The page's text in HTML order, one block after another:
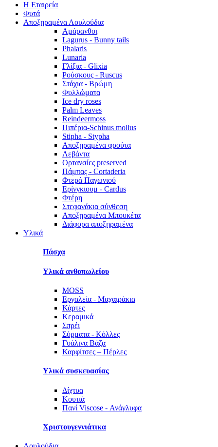
Η Εταιρεία
Φυτά
Αποξηραμένα Λουλούδια
Αμάρανθοι
Lagurus - Bunny tails
Phalaris
Lunaria
Γλίξια - Glixia
Ρούσκους - Ruscus
Στάχια - Βρώμη
Φυλλώματα
Ice dry roses
Palm Leaves
Reindeermoss
Πιπέρια-Schinus mollus
Stipha - Stypha
Αποξηραμένα φρούτα
Λεβάντα
Ορτανσίες preserved
Πάμπας - Cortaderia
Φτερά Παγωνιού
Ερίνγκιουμ - Cardus
Φτέρη
Στεφανάκια σύνθεση
Αποξηραμένα Μπουκέτα
Διάφορα αποξηραμένα
Υλικά
Πάσχα
Υλικά ανθοπωλείου
MOSS
Εργαλεία - Μαχαιράκια
Κάρτες
Κεραμικά
Σπρέι
Σύρματα - Κόλλες
Γυάλινα Βάζα
Καρφίτσες – Πέρλες
Υλικά συσκευασίας
Δίχτυα
Κουτιά
Πανί Viscose - Ανάγλυφα
Χριστουγεννιάτικα